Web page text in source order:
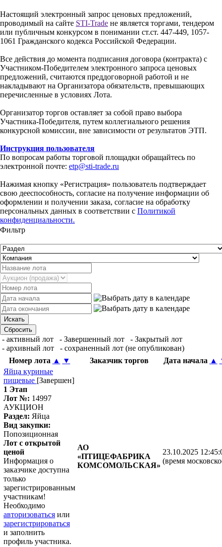
Настоящий электронный запрос ценовых предложений,
проводимый на сайте STI-Trade не является торгами, тендером
или публичным конкурсом в понимании ст.ст. 447-449, 1057-
1061 Гражданского кодекса Российской Федерации.
Все действия до момента подписания договора (контракта) с
Участником-Победителем электронного запроса ценовых
предложений, считаются преддоговорной работой и не
накладывают на Организатора обязательств, превышающих
перечисленные в условиях Лота.
Организатор торгов оставляет за собой право выбора
Участника-Победителя, путем коллегиального решения
конкурсной комиссии, вне зависимости от результатов ЭТП.
Инструкция пользователя
По вопросам работы торговой площадки обращайтесь по
электронной почте: etp@sti-trade.ru
Нажимая кнопку «Регистрация» пользователь подтверждает
свою дееспособность, согласие на получение информации об
оформлении и получении заказа, согласие на обработку
персональных данных в соответствии с Политикой
конфиденциальности.
Фильтр
- активный лот - Завершенный лот
- Закрытый лот
- архивный лот
- сохраненный лот (не опубликован)
Номер лота ▲ ▼ Заказчик торгов Дата начала ▲
Яйца куриные
пищевые [Завершен]
1 Этап
Лот №: 14997
АУКЦИОН
Раздел: Яйца
Вид закупки:
Попозиционная
Лот с открытой
ценой
Информация о
заказчике доступна
только
зарегистрированным
участникам!
Необходимо
авторизоваться или
зарегистрироваться
и заполнить
профиль участника.
АО
«ПТИЦЕФАБРИКА
КОМСОМОЛЬСКАЯ»
23.10.2025
(время